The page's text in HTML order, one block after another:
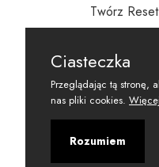
Twórz
i wspieraj
Ciasteczka
Przeglądając tą stronę,
nas pliki cookies.
Rozumiem